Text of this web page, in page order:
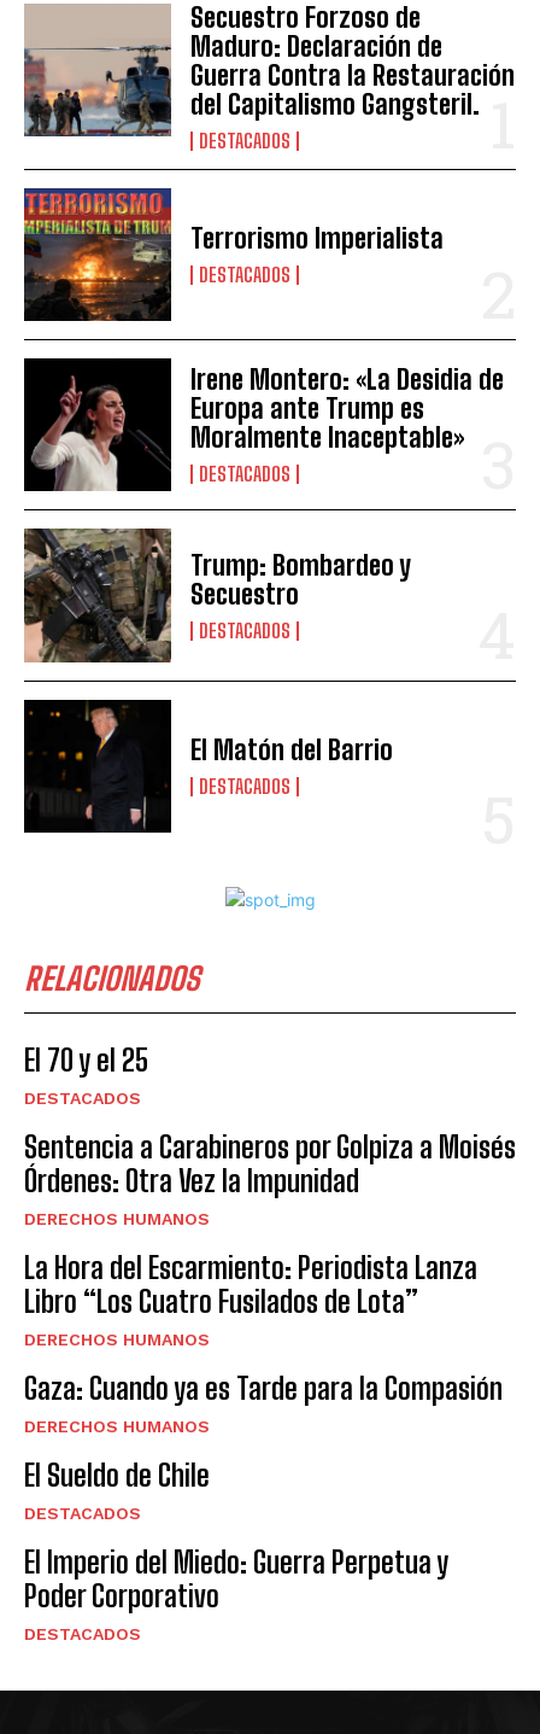
Secuestro Forzoso de
Maduro: Declaración de
Guerra Contra la Restauración
del Capitalismo Gangsteril.
DESTACADOS
Terrorismo Imperialista
DESTACADOS
Irene Montero: «La Desidia de
Europa ante Trump es
Moralmente Inaceptable»
DESTACADOS
Trump: Bombardeo y
Secuestro
DESTACADOS
El Matón del Barrio
DESTACADOS
RELACIONADOS
El 70 y el 25
DESTACADOS
Sentencia a Carabineros por Golpiza a Moisés
Órdenes: Otra Vez la Impunidad
DERECHOS HUMANOS
La Hora del Escarmiento: Periodista Lanza
Libro “Los Cuatro Fusilados de Lota”
DERECHOS HUMANOS
Gaza: Cuando ya es Tarde para la Compasión
DERECHOS HUMANOS
El Sueldo de Chile
DESTACADOS
El Imperio del Miedo: Guerra Perpetua y
Poder Corporativo
DESTACADOS